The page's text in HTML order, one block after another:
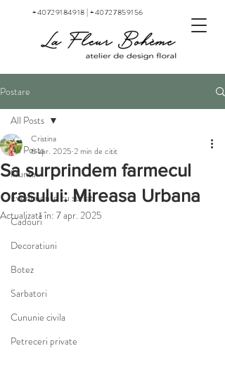
+40729184918|+40727859156
Postare
All Posts
Nunta
Evenimente cu suflet
Cadouri
Decoratiuni
Botez
Sarbatori
Cununie civila
Petreceri private
All Posts
Sa surprindem farmecul
orasului: Mireasa Urbana
Cristina
6 apr. 2025 2 min de citit
Actualizată în: 7 apr. 2025